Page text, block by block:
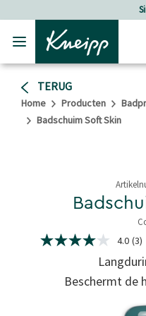
Verder gaan naar
TERUG
Home Producten
Badschuim Soft Skin
4,8 van 5 sterren
4.0
sterren,
4.0 (3)
Beschermt de